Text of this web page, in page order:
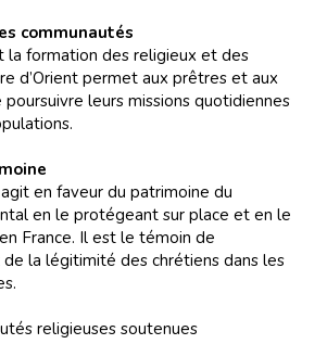
communautés
la formation des religieux et des
d’Orient permet aux prêtres et aux
leurs missions quotidiennes
en faveur du patrimoine du
en le protégeant sur place et en le
France. Il est le témoin de
de la légitimité des chrétiens dans les
religieuses soutenues